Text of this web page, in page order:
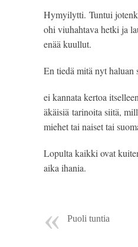
Hymyilytti. Tuntui
ohi viuhahtava hetki ja
enää kuullut.
En tiedä mitä nyt haluan
ei kannata kertoa
äkäisiä tarinoita siitä,
miehet tai naiset tai
Lopulta kaikki ovat
aika ihania.
Puoli tuntia